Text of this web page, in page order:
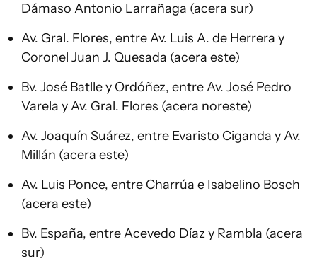
Dámaso Antonio Larrañaga (acera sur)
Av. Gral. Flores, entre Av. Luis A. de Herrera y
Coronel Juan J. Quesada (acera este)
Bv. José Batlle y Ordóñez, entre Av. José Pedro
Varela y Av. Gral. Flores (acera noreste)
Av. Joaquín Suárez, entre Evaristo Ciganda y Av.
Millán (acera este)
Av. Luis Ponce, entre Charrúa e Isabelino Bosch
(acera este)
Bv. España, entre Acevedo Díaz y Rambla (acera
sur)